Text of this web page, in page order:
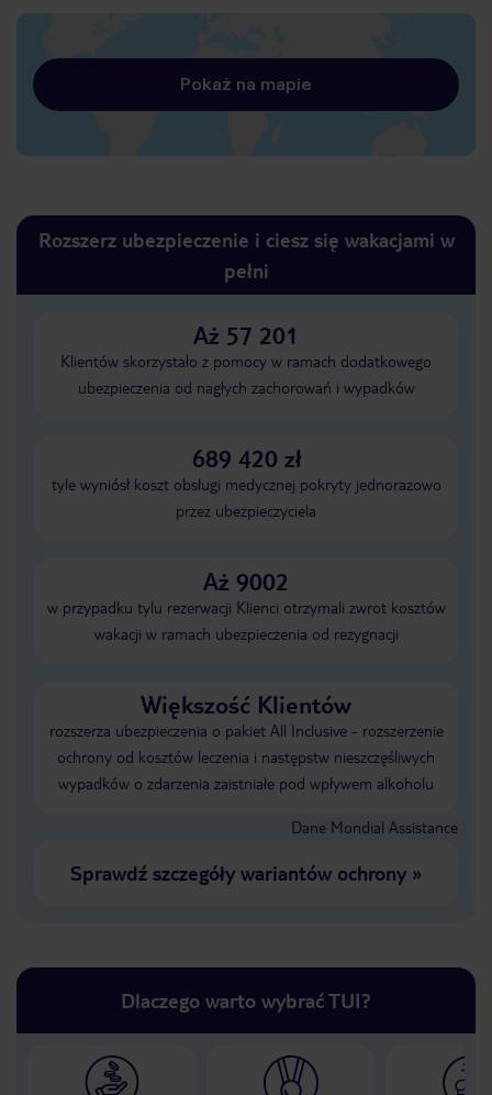
Pokaż na mapie
Rozszerz ubezpieczenie i ciesz się wakacjami w
pełni
Aż 57 201
Klientów skorzystało z pomocy w ramach dodatkowego
ubezpieczenia od nagłych zachorowań i wypadków
689 420 zł
tyle wyniósł koszt obsługi medycznej pokryty jednorazowo
przez ubezpieczyciela
Aż 9002
w przypadku tylu rezerwacji Klienci otrzymali zwrot kosztów
wakacji w ramach ubezpieczenia od rezygnacji
Większość Klientów
rozszerza ubezpieczenia o pakiet All Inclusive - rozszerzenie
ochrony od kosztów leczenia i następstw nieszczęśliwych
wypadków o zdarzenia zaistniałe pod wpływem alkoholu
Dane Mondial Assistance
Sprawdź szczegóły wariantów ochrony»
Dlaczego warto wybrać TUI?